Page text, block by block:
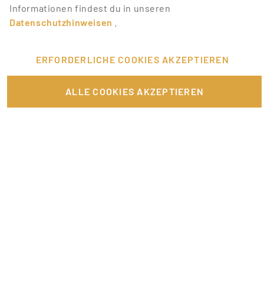
Informationen findest du in unseren
Datenschutzhinweisen
ERFORDERLICHE COOKIES AKZEPTIEREN
ALLE COOKIES AKZEPTIEREN